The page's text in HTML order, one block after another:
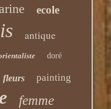
ecole
antique
doré
fleurs painting
femme